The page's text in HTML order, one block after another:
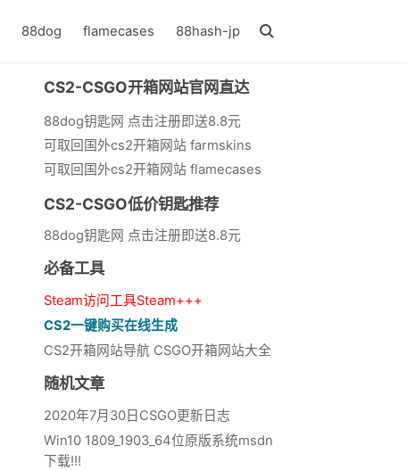
88dog flamecases 88hash-jp
CS2-CSGO开箱网站官网直达
88dog钥匙网 点击注册即送8.8元
可取回国外cs2开箱网站 farmskins
可取回国外cs2开箱网站 flamecases
CS2-CSGO低价钥匙推荐
88dog钥匙网 点击注册即送8.8元
必备工具
Steam访问工具Steam+++
CS2一键购买在线生成
CS2开箱网站导航 CSGO开箱网站大全
随机文章
2020年7月30日CSGO更新日志
Win10 1809_1903_64位原版系统msdn
下载!!!